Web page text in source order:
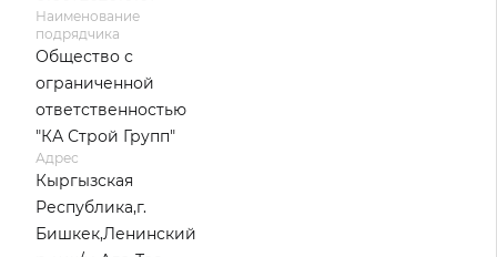
Наименование
подрядчика
Общество с
ограниченной
ответственностью
"КА Строй Групп"
Адрес
Кыргызская
Республика,г.
Бишкек,Ленинский